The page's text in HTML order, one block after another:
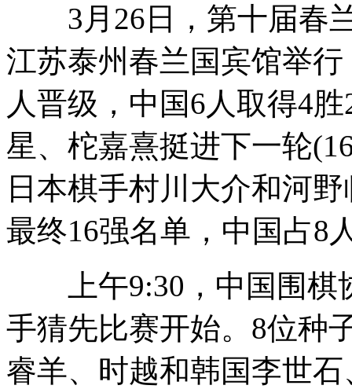
3月26日，第十届春兰
江苏泰州春兰国宾馆举
人晋级，中国6人取得4
星、柁嘉熹挺进下一轮
日本棋手村川大介和河
最终16强名单，中国占8
上午9:30，中国围棋
手猜先比赛开始。8位种
睿羊、时越和韩国李世